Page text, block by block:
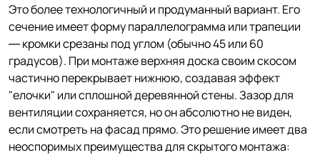
Это более технологичный и продуманный вариант. Его
сечение имеет форму параллелограмма или трапеции
— кромки срезаны под углом (обычно 45 или 60
градусов). При монтаже верхняя доска своим скосом
частично перекрывает нижнюю, создавая эффект
"елочки" или сплошной деревянной стены. Зазор для
вентиляции сохраняется, но он абсолютно не виден,
если смотреть на фасад прямо. Это решение имеет два
неоспоримых преимущества для скрытого монтажа: